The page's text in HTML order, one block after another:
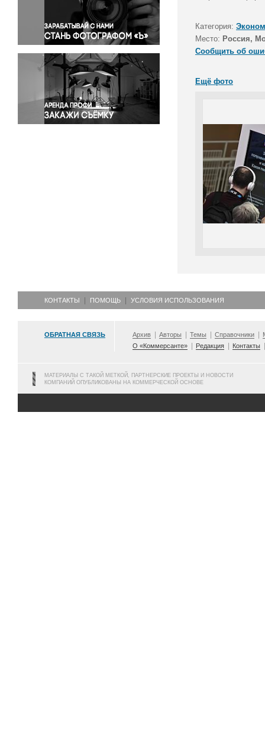
Правосудие
Происшествия и конфликты
Религия
Светская жизнь
Спорт
Экология
Экономика и бизнес
Категория:
Место: Россия,
Сообщить об
Ещё фото
КОНТАКТЫ ПОМОЩЬ УСЛОВИЯ ИСПОЛЬЗОВАНИЯ
ОБРАТНАЯ СВЯЗЬ Архив Авторы Темы Справочники
О «Коммерсанте»
Редакция Контакты
МАТЕРИАЛЫ С ТАКОЙ МЕТКОЙ, ПАРТНЕРСКИЕ ПРОЕКТЫ И НОВОСТИ
КОМПАНИЙ ОПУБЛИКОВАНЫ НА КОММЕРЧЕСКОЙ ОСНОВЕ